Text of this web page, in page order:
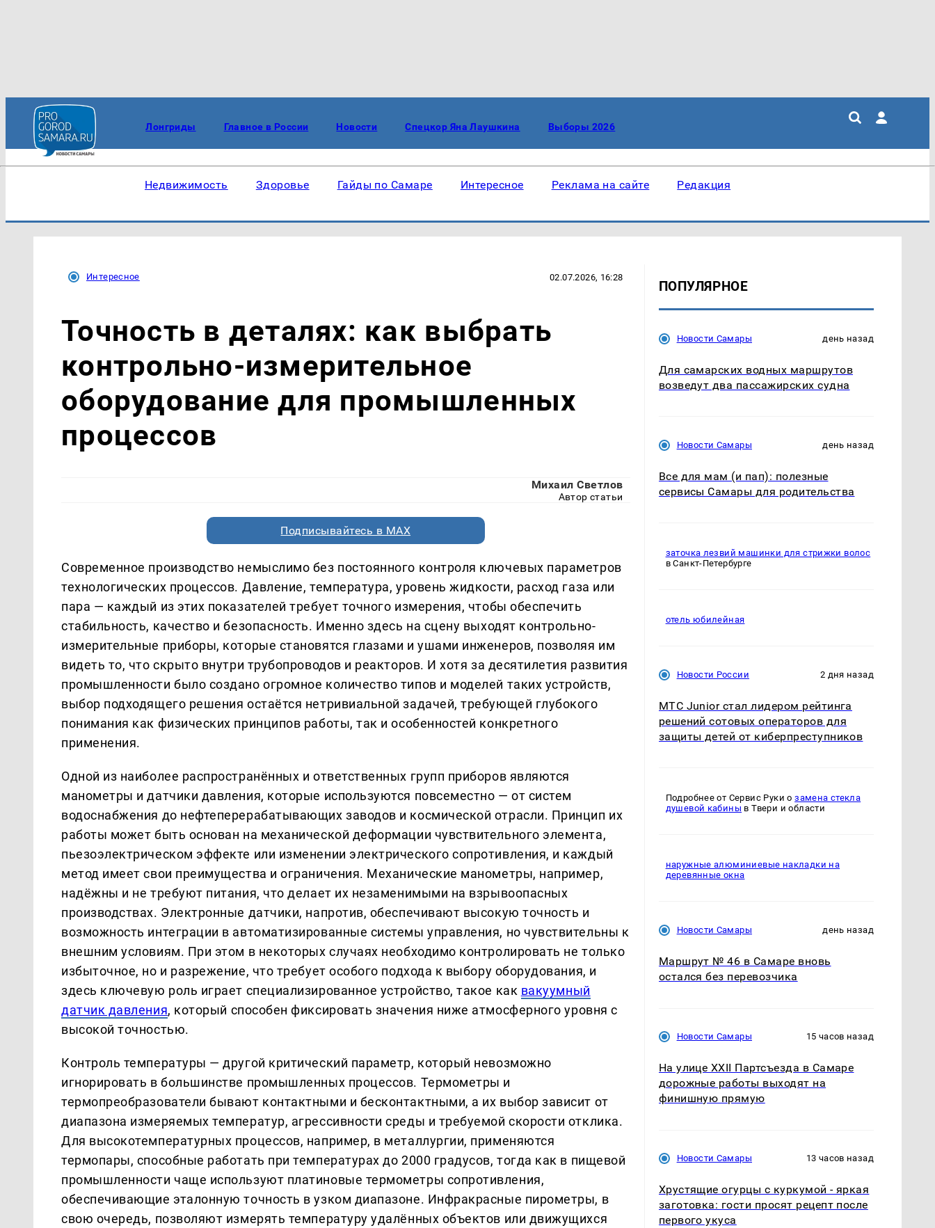
Лонгриды Главное в России Новости Спецкор Яна Лаушкина Выборы 2026
Недвижимость Здоровье Гайды по Самаре Интересное Реклама на сайте Редакция
Интересное 02.07.2026, 16:28
Точность в деталях: как выбрать
контрольно-измерительное
оборудование для промышленных
процессов
Михаил Светлов
Автор статьи
Подписывайтесь в MAX
Современное производство немыслимо без постоянного контроля ключевых параметров
технологических процессов. Давление, температура, уровень жидкости, расход газа или
пара — каждый из этих показателей требует точного измерения, чтобы обеспечить
стабильность, качество и безопасность. Именно здесь на сцену выходят контрольно-
измерительные приборы, которые становятся глазами и ушами инженеров, позволяя им
видеть то, что скрыто внутри трубопроводов и реакторов. И хотя за десятилетия развития
промышленности было создано огромное количество типов и моделей таких устройств,
выбор подходящего решения остаётся нетривиальной задачей, требующей глубокого
понимания как физических принципов работы, так и особенностей конкретного
применения.
Одной из наиболее распространённых и ответственных групп приборов являются
манометры и датчики давления, которые используются повсеместно — от систем
водоснабжения до нефтеперерабатывающих заводов и космической отрасли. Принцип их
работы может быть основан на механической деформации чувствительного элемента,
пьезоэлектрическом эффекте или изменении электрического сопротивления, и каждый
метод имеет свои преимущества и ограничения. Механические манометры, например,
надёжны и не требуют питания, что делает их незаменимыми на взрывоопасных
производствах. Электронные датчики, напротив, обеспечивают высокую точность и
возможность интеграции в автоматизированные системы управления, но чувствительны к
внешним условиям. При этом в некоторых случаях необходимо контролировать не только
избыточное, но и разрежение, что требует особого подхода к выбору оборудования, и
здесь ключевую роль играет специализированное устройство, такое как вакуумный
датчик давления, который способен фиксировать значения ниже атмосферного уровня с
высокой точностью.
Контроль температуры — другой критический параметр, который невозможно
игнорировать в большинстве промышленных процессов. Термометры и
термопреобразователи бывают контактными и бесконтактными, а их выбор зависит от
диапазона измеряемых температур, агрессивности среды и требуемой скорости отклика.
Для высокотемпературных процессов, например, в металлургии, применяются
термопары, способные работать при температурах до 2000 градусов, тогда как в пищевой
промышленности чаще используют платиновые термометры сопротивления,
обеспечивающие эталонную точность в узком диапазоне. Инфракрасные пирометры, в
свою очередь, позволяют измерять температуру удалённых объектов или движущихся
ПОПУЛЯРНОЕ
Новости Самары день назад
Для самарских водных маршрутов
возведут два пассажирских судна
Новости Самары день назад
Все для мам (и пап): полезные
сервисы Самары для родительства
заточка лезвий машинки для стрижки волос
в Санкт-Петербурге
отель юбилейная
Новости России 2 дня назад
МТС Junior стал лидером рейтинга
решений сотовых операторов для
защиты детей от киберпреступников
Подробнее от Сервис Руки озамена стекла
душевой кабины в Твери и области
наружные алюминиевые накладки на
деревянные окна
Новости Самары день назад
Маршрут № 46 в Самаре вновь
остался без перевозчика
Новости Самары 15 часов назад
На улице XXII Партсъезда в Самаре
дорожные работы выходят на
финишную прямую
Новости Самары 13 часов назад
Хрустящие огурцы с куркумой - яркая
заготовка: гости просят рецепт после
первого укуса